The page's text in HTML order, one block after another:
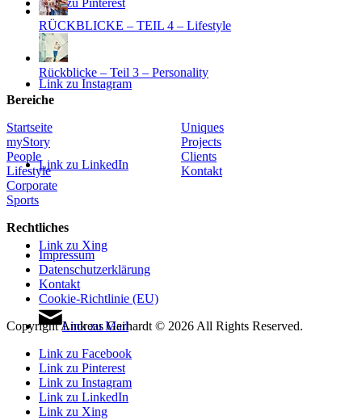
Link zu Pinterest
Link zu Instagram
Link zu LinkedIn
Link zu Xing
Link zu Mail
RÜCKBLICKE – TEIL 4 – Lifestyle
Rückblicke – Teil 3 – Personality
Bereiche
Startseite
myStory
People
Lifestyle
Corporate
Sports
Uniques
Projects
Clients
Kontakt
Rechtliches
Impressum
Datenschutzerklärung
Kontakt
Cookie-Richtlinie (EU)
Copyright Andreas Gerhardt © 2026 All Rights Reserved.
Link zu Facebook
Link zu Pinterest
Link zu Instagram
Link zu LinkedIn
Link zu Xing